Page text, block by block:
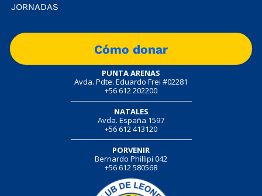
JORNADAS
Cómo donar
PUNTA ARENAS
Avda. Pdte. Eduardo Frei #02281
+56 612 202200
NATALES
Avda. España 1597
+56 612 413120
PORVENIR
Bernardo Phillipi 042
+56 612 580568